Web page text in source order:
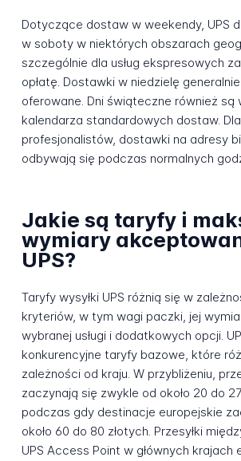
Dotyczące dostaw w weekendy, UPS
w soboty w niektórych obszarach
szczególnie dla usług ekspresowych
opłatę. Dostawki w niedzielę
oferowane. Dni świąteczne również są
kalendarza standardowych dostaw. Dla
profesjonalistów, dostawki na adresy
odbywają się podczas normalnych
Jakie są taryfy i
wymiary
UPS?
Taryfy wysyłki UPS różnią się w
kryteriów, w tym wagi paczki, jej
wybranej usługi i dodatkowych opcji.
konkurencyjne taryfy bazowe, które
zależności od kraju. W przybliżeniu,
zaczynają się zwykle od około 20 do
podczas gdy destinacje europejskie
około 60 do 80 złotych. Przesyłki
UPS Access Point w głównych krajach